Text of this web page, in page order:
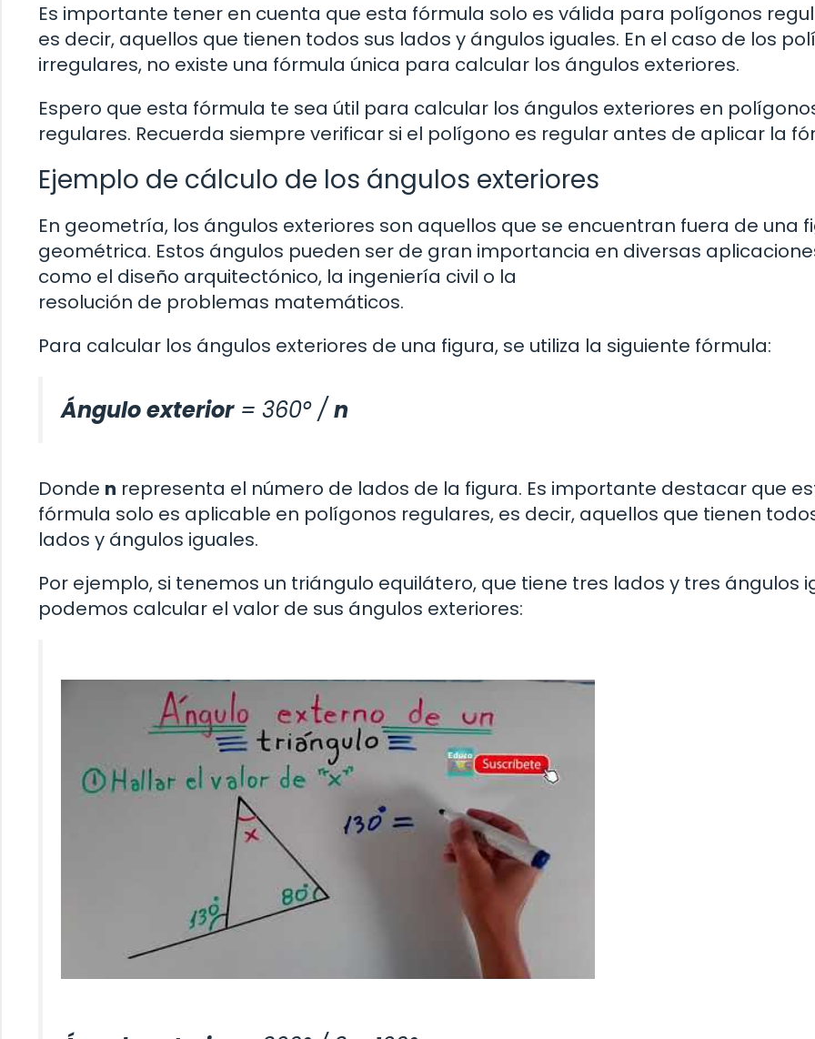
Es importante tener en cuenta que esta fórmula solo es válida para polígonos
es decir, aquellos que tienen todos sus lados y ángulos iguales. En el caso de los
irregulares, no existe una fórmula única para calcular los ángulos exteriores.
Espero que esta fórmula te sea útil para calcular los ángulos exteriores en
regulares. Recuerda siempre verificar si el polígono es regular antes de aplicar la
Ejemplo de cálculo de los ángulos exteriores
En geometría, los ángulos exteriores son aquellos que se encuentran fuera de una
geométrica. Estos ángulos pueden ser de gran importancia en diversas
como el diseño arquitectónico, la ingeniería civil o la
resolución de problemas matemáticos.
Para calcular los ángulos exteriores de una figura, se utiliza la siguiente fórmula:
Ángulo exterior= 360° /n
Donde n representa el número de lados de la figura. Es importante destacar que
fórmula solo es aplicable en polígonos regulares, es decir, aquellos que tienen
lados y ángulos iguales.
Por ejemplo, si tenemos un triángulo equilátero, que tiene tres lados y tres ángulos
podemos calcular el valor de sus ángulos exteriores: